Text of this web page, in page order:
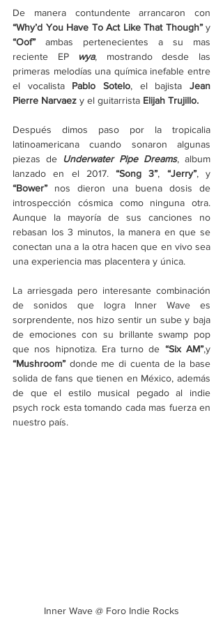
“Why’d You Have To Act Like That Though”
“Oof” ambas pertenecientes a su mas
reciente EP
wya, mostrando desde las
primeras melodías una química inefable entre
el vocalista Pablo Sotelo, el bajista Jean
Pierre Narvaez y el guitarrista Elijah Trujillo.
Después dimos paso por la tropicalia
latinoamericana cuando sonaron algunas
piezas de Underwater Pipe Dreams, album
lanzado en el 2017. “Song 3”, “Jerry”
“Bower” nos dieron una buena dosis de
introspección cósmica como ninguna otra.
Aunque la mayoría de sus canciones no
rebasan los 3 minutos, la manera en que se
conectan una a la otra hacen que en vivo sea
una experiencia mas placentera y única.
La arriesgada pero interesante combinación
de sonidos que logra Inner Wave es
sorprendente, nos hizo sentir un sube y baja
de emociones con su brillante swamp pop
que nos hipnotiza. Era turno de “Six AM”
“Mushroom” donde me di cuenta de la base
solida de fans que tienen en México, además
de que el estilo musical pegado al indie
psych rock esta tomando cada mas fuerza en
nuestro país.
Inner Wave @ Foro Indie Rocks